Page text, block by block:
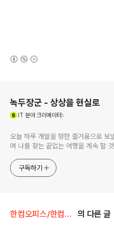
녹두장군 - 상상을 현실로
IT 분야 크리에이터
오늘 하루 개발을 향한 즐거움으로 보
며 나를 찾는 끝없는 여행을 계속 할
구독하기
한컴오피스/한컴오피스(한글) 의 다른 글